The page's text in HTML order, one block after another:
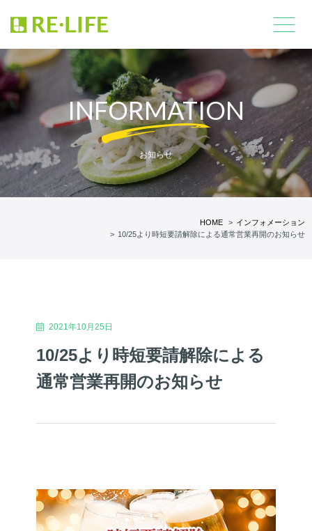
INFORMATION
お知らせ
HOME
インフォメーション
10/25より時短要請解除による通常営業再開のお知らせ
2021年10月25日
10/25より時短要請解除による
通常営業再開のお知らせ